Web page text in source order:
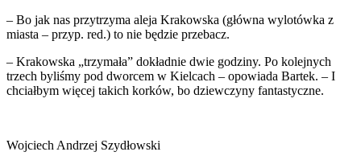
– Bo jak nas przytrzyma aleja Krakowska (główna wylotówka z
miasta – przyp. red.) to nie będzie przebacz.
– Krakowska „trzymała” dokładnie dwie godziny. Po kolejnych
trzech byliśmy pod dworcem w Kielcach – opowiada Bartek. – I
chciałbym więcej takich korków, bo dziewczyny fantastyczne.
Wojciech Andrzej Szydłowski